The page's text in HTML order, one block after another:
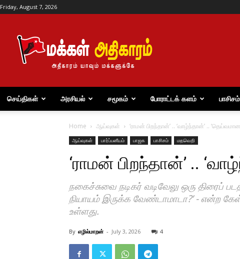
Friday, August 7, 2026
அதிகாரம்
செய்திகள் அரசியல் சமூகம் போராட்டக் களம் பாசிசம்
Home ஆய்வுகள் ‘ராமன் பிறந்தான்’ .. ‘வாழ்ந்தான்’ ..
ஆய்வுகள் பார்ப்பனீயம் பாஜக பாசிசம் மதவெறி
‘ராமன் பிறந்தான்’ ..
நகைச்சுவை நடிகர் வடிவேலு ஒரு திரைப்
நியாயம் இருக்க வேண்டாமாடா?’ - என்ற
உள்ளது.
By எழில்மாறன் - July 3, 2026 4